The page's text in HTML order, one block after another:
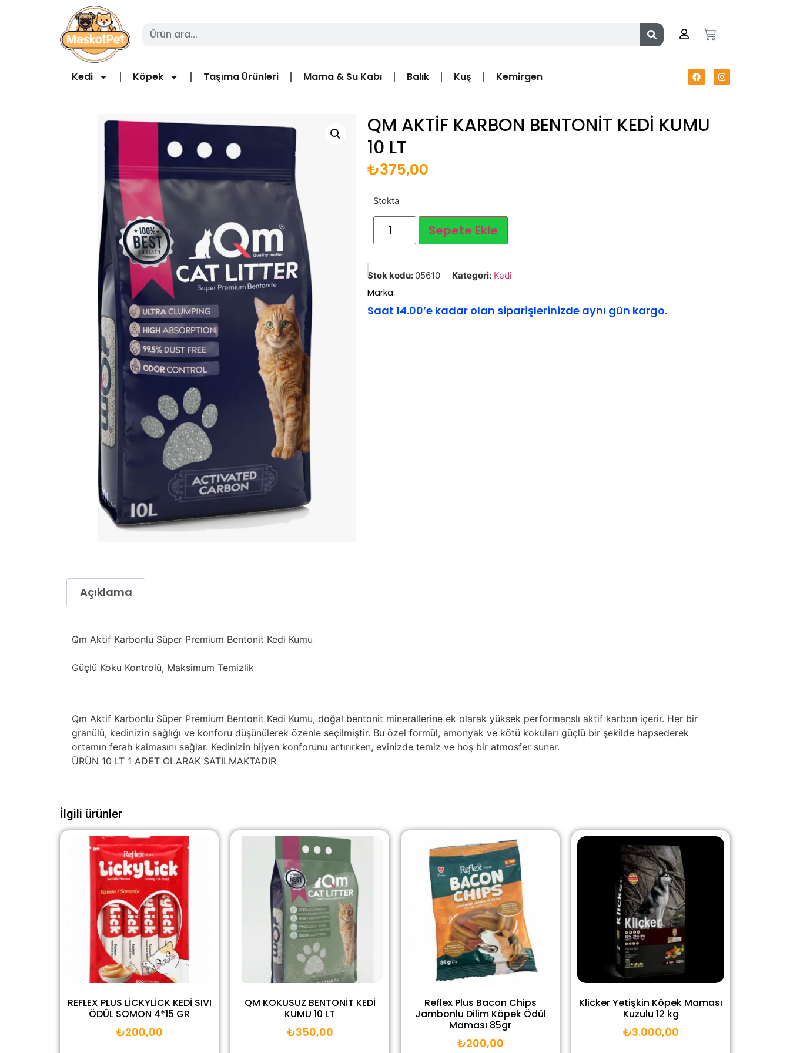
Kedi Köpek Taşıma Ürünleri Mama & Su Kabı Balık Kuş Kemirgen
QM AKTİF KARBON BENTONİT KEDİ KUMU
10 LT
₺375,00
Stokta
Sepete Ekle
Stok kodu: 05610 Kategori: Kedi
Marka:
Saat 14.00’e kadar olan siparişlerinizde aynı gün kargo.
Açıklama
Qm Aktif Karbonlu Süper Premium Bentonit Kedi Kumu
Güçlü Koku Kontrolü, Maksimum Temizlik
Qm Aktif Karbonlu Süper Premium Bentonit Kedi Kumu, doğal bentonit minerallerine ek olarak yüksek performanslı aktif karbon içerir. Her bir
granülü, kedinizin sağlığı ve konforu düşünülerek özenle seçilmiştir. Bu özel formül, amonyak ve kötü kokuları güçlü bir şekilde hapsederek
ortamın ferah kalmasını sağlar. Kedinizin hijyen konforunu artırırken, evinizde temiz ve hoş bir atmosfer sunar.
ÜRÜN 10 LT 1 ADET OLARAK SATILMAKTADIR
İlgili ürünler
REFLEX PLUS LİCKYLİCK KEDİ SIVI
ÖDÜL SOMON 4*15 GR
₺200,00
QM KOKUSUZ BENTONİT KEDİ
KUMU 10 LT
₺350,00
Reflex Plus Bacon Chips
Jambonlu Dilim Köpek Ödül
Maması 85gr
₺200,00
Klicker Yetişkin Köpek Maması
Kuzulu 12 kg
₺3.000,00